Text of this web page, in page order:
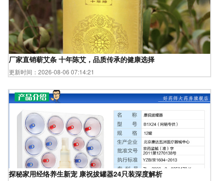
厂家直销蕲艾条 十年陈艾，品质传承的健康选择
更新时间：2026-08-06 07:14:21
探秘家用经络养生新宠 康祝拔罐器24只装深度解析